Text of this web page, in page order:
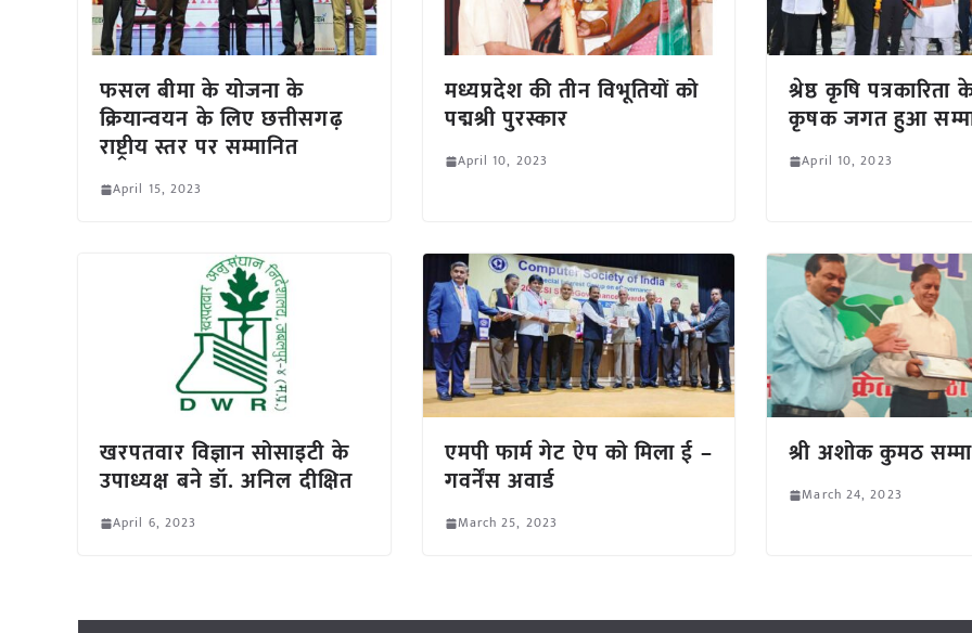
फसल बीमा के योजना के
क्रियान्वयन के लिए छत्तीसगढ़
राष्ट्रीय स्तर पर सम्मानित
April 15, 2023
मध्यप्रदेश की तीन विभूतियों को
पद्मश्री पुरस्कार
April 10, 2023
श्रेष्ठ कृषि
कृषक जगत हुआ
April 10, 2023
खरपतवार विज्ञान सोसाइटी के
उपाध्यक्ष बने डॉ. अनिल दीक्षित
April 6, 2023
एमपी फार्म गेट ऐप को मिला ई –
गवर्नेंस अवार्ड
March 25, 2023
श्री अशोक कुमठ
March 24, 2023